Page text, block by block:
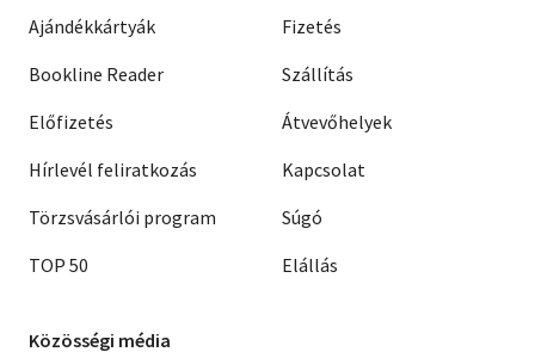
Ajándékkártyák
Bookline Reader
Előfizetés
Hírlevél feliratkozás
Törzsvásárlói program
TOP 50
Fizetés
Szállítás
Átvevőhelyek
Kapcsolat
Súgó
Elállás
Közösségi média